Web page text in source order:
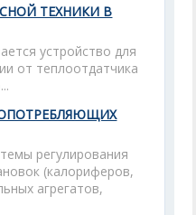
ТЕХНИКИ В
устройство для
от теплоотдатчика
регулирования
(калориферов,
агрегатов,